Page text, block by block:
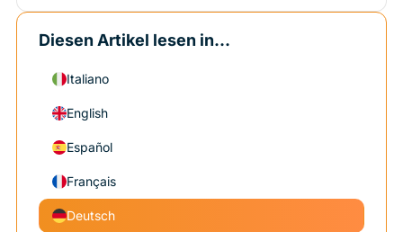
Diesen Artikel lesen in...
Italiano
English
Español
Français
Deutsch